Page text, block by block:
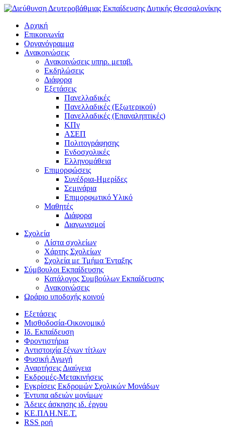
Αρχική
Επικοινωνία
Οργανόγραμμα
Ανακοινώσεις
Ανακοινώσεις υπηρ. μεταβ.
Εκδηλώσεις
Διάφορα
Εξετάσεις
Πανελλαδικές
Πανελλαδικές (Εξωτερικού)
Πανελλαδικές (Επαναληπτικές)
ΚΠγ
ΑΣΕΠ
Πολιτογράφησης
Ενδοσχολικές
Ελληνομάθεια
Επιμορφώσεις
Συνέδρια-Ημερίδες
Σεμινάρια
Επιμορφωτικό Υλικό
Μαθητές
Διάφορα
Διαγωνισμοί
Σχολεία
Λίστα σχολείων
Χάρτης Σχολείων
Σχολεία με Τμήμα Ένταξης
Σύμβουλοι Εκπαίδευσης
Κατάλογος Συμβούλων Εκπαίδευσης
Ανακοινώσεις
Ωράριο υποδοχής κοινού
Εξετάσεις
Μισθοδοσία-Οικονομικό
Ιδ. Εκπαίδευση
Φροντιστήρια
Αντιστοιχία ξένων τίτλων
Φυσική Αγωγή
Αναρτήσεις Διαύγεια
Εκδρομές-Μετακινήσεις
Εγκρίσεις Εκδρομών Σχολικών Μονάδων
Έντυπα αδειών μονίμων
Άδειες άσκησης ιδ. έργου
ΚΕ.ΠΛΗ.ΝΕ.Τ.
RSS ροή